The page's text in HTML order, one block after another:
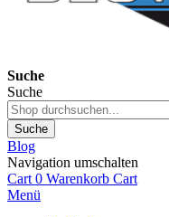
Suche
Suche
Suche
Blog
Navigation umschalten
Cart 0 Warenkorb Cart
Menü